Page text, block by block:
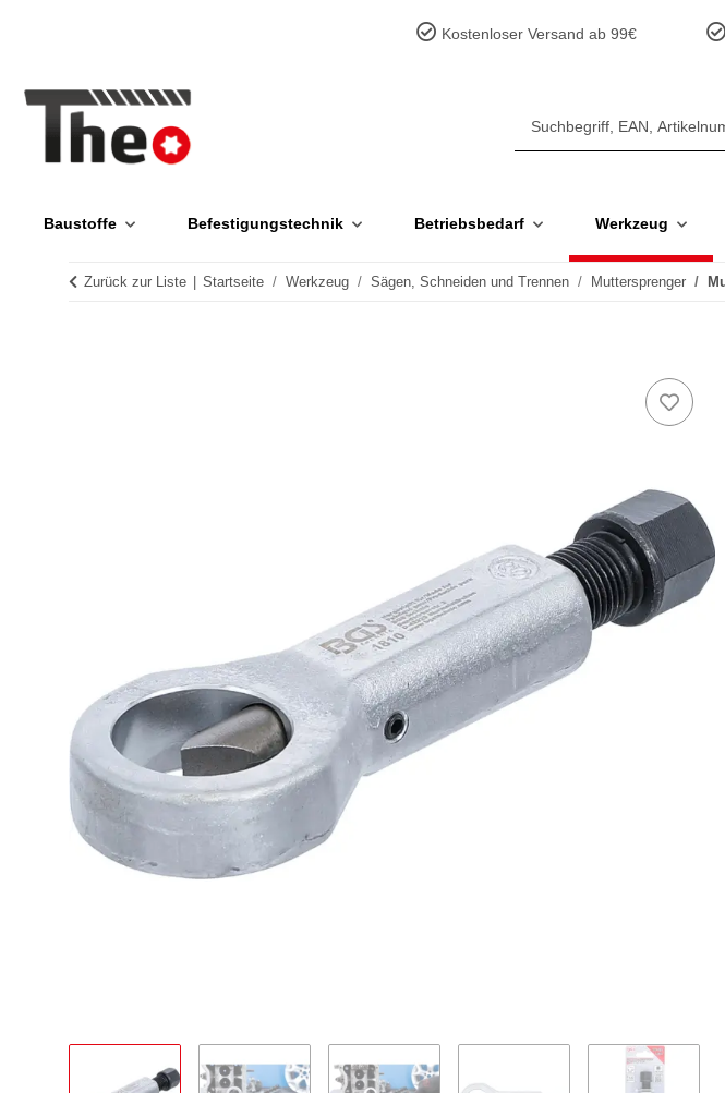
Kostenloser Versand ab 99€
Baustoffe Befestigungstechnik Betriebsbedarf Werkzeug
Zurück zur Liste Startseite Werkzeug Sägen, Schneiden und Trennen Muttersprenger